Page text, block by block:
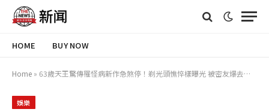
HOME BUY NOW
Home » 63歲天王驚傳罹怪病新作急煞停！剃光頭憔悴樣曝光 被密友爆去年低調做手術
娛樂